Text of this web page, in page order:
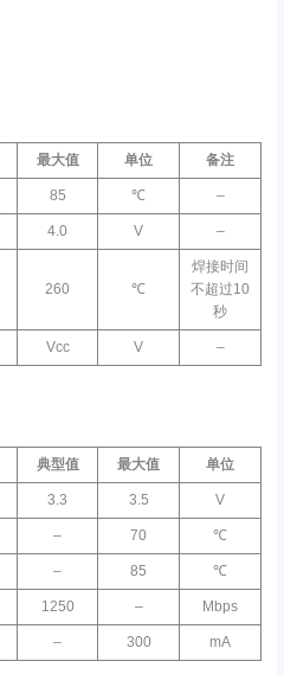
最大值 单位 备注
85 ℃ –
4.0 V –
260 ℃
焊接时间
不超过10
秒
Vcc V –
典型值 最大值 单位
3.3 3.5 V
– 70 ℃
– 85 ℃
1250 – Mbps
– 300 mA